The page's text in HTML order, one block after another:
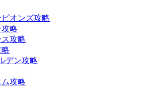
オンズ攻略
略
攻略
デン攻略
攻略